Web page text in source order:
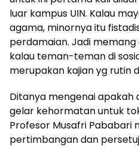
luar kampus UIN. Kalau
agama, minornya itu
perdamaian. Jadi
kalau teman-teman di
merupakan kajian yg rutin
Ditanya mengenai apakah
gelar kehormatan untuk
Profesor Musafri Pababari
pertimbangan dan